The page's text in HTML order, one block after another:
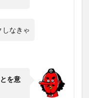
しなきゃ
を意